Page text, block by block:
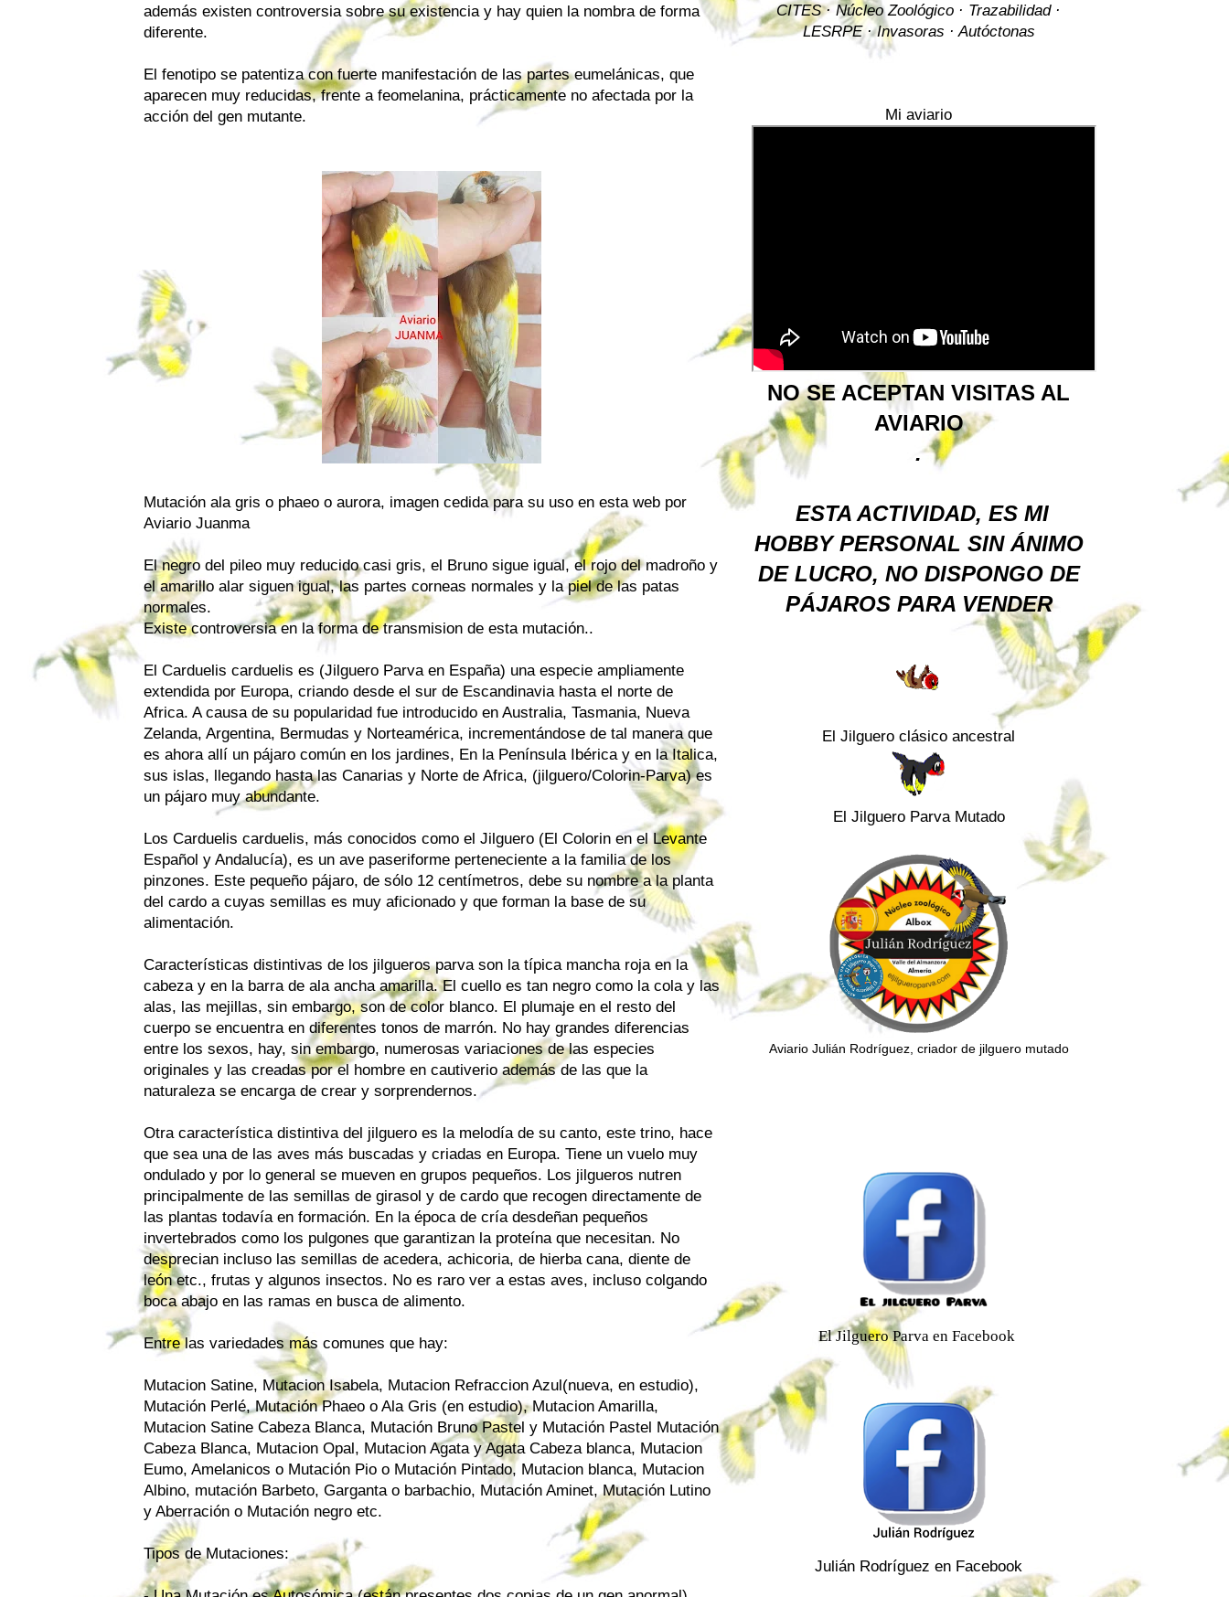
además existen controversia sobre su existencia y hay quien la nombra de forma
diferente.
El fenotipo se patentiza con fuerte manifestación de las partes eumelánicas, que
aparecen muy reducidas, frente a feomelanina, prácticamente no afectada por la
acción del gen mutante.
Mutación ala gris o phaeo o aurora, imagen cedida para su uso en esta web por
Aviario Juanma
El negro del pileo muy reducido casi gris, el Bruno sigue igual, el rojo del madroño y
el amarillo alar siguen igual, las partes corneas normales y la piel de las patas
normales.
Existe controversia en la forma de transmision de esta mutación..
El Carduelis carduelis es (Jilguero Parva en España) una especie ampliamente
extendida por Europa, criando desde el sur de Escandinavia hasta el norte de
Africa. A causa de su popularidad fue introducido en Australia, Tasmania, Nueva
Zelanda, Argentina, Bermudas y Norteamérica, incrementándose de tal manera que
es ahora allí un pájaro común en los jardines, En la Península Ibérica y en la Italica,
sus islas, llegando hasta las Canarias y Norte de Africa, (jilguero/Colorin-Parva) es
un pájaro muy abundante.
Los Carduelis carduelis, más conocidos como el Jilguero (El Colorin en el Levante
Español y Andalucía), es un ave paseriforme perteneciente a la familia de los
pinzones. Este pequeño pájaro, de sólo 12 centímetros, debe su nombre a la planta
del cardo a cuyas semillas es muy aficionado y que forman la base de su
alimentación.
Características distintivas de los jilgueros parva son la típica mancha roja en la
cabeza y en la barra de ala ancha amarilla. El cuello es tan negro como la cola y las
alas, las mejillas, sin embargo, son de color blanco. El plumaje en el resto del
cuerpo se encuentra en diferentes tonos de marrón. No hay grandes diferencias
entre los sexos, hay, sin embargo, numerosas variaciones de las especies
originales y las creadas por el hombre en cautiverio además de las que la
naturaleza se encarga de crear y sorprendernos.
Otra característica distintiva del jilguero es la melodía de su canto, este trino, hace
que sea una de las aves más buscadas y criadas en Europa. Tiene un vuelo muy
ondulado y por lo general se mueven en grupos pequeños. Los jilgueros nutren
principalmente de las semillas de girasol y de cardo que recogen directamente de
las plantas todavía en formación. En la época de cría desdeñan pequeños
invertebrados como los pulgones que garantizan la proteína que necesitan. No
desprecian incluso las semillas de acedera, achicoria, de hierba cana, diente de
león etc., frutas y algunos insectos. No es raro ver a estas aves, incluso colgando
boca abajo en las ramas en busca de alimento.
Entre las variedades más comunes que hay:
Mutacion Satine, Mutacion Isabela, Mutacion Refraccion Azul(nueva, en estudio),
Mutación Perlé,Mutación Phaeo o Ala Gris (en estudio),Mutacion Amarilla,
Mutacion Satine Cabeza Blanca, Mutación BrunoPastel y Mutación Pastel Mutación
Cabeza Blanca, Mutacion Opal, Mutacion Agata y Agata Cabeza blanca, Mutacion
Eumo, Amelanicos o Mutación Pio o Mutación Pintado, Mutacion blanca, Mutacion
Albino, mutación Barbeto, Garganta o barbachio, Mutación Aminet,Mutación Lutino
y Aberración o Mutación negro etc.
Tipos de Mutaciones:
CITES · Núcleo Zoológico · Trazabilidad ·
LESRPE · Invasoras · Autóctonas
Mi aviario
NO SE ACEPTAN VISITAS AL
AVIARIO
.
ESTA ACTIVIDAD, ES MI
HOBBY PERSONAL SIN ÁNIMO
DE LUCRO, NO DISPONGO DE
PÁJAROS PARA VENDER
El Jilguero clásico ancestral
El Jilguero Parva Mutado
Aviario Julián Rodríguez, criador de jilguero mutado
El Jilguero Parva en Facebook
Julián Rodríguez en Facebook